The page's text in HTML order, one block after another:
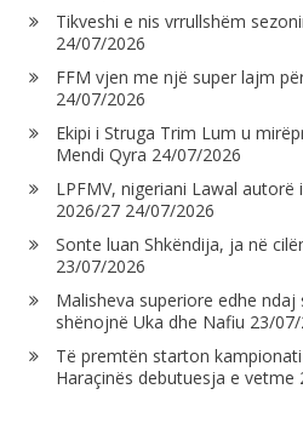
Tikveshi e nis vrrullshëm
24/07/2026
FFM vjen me një super lajm
24/07/2026
Ekipi i Struga Trim Lum u
Mendi Qyra 24/07/2026
LPFMV, nigeriani Lawal
2026/27 24/07/2026
Sonte luan Shkëndija, ja në
23/07/2026
Malisheva superiore edhe ndaj
shënojnë Uka dhe Nafiu 23/
Të premtën starton
Haraçinës debutuesja e vetme